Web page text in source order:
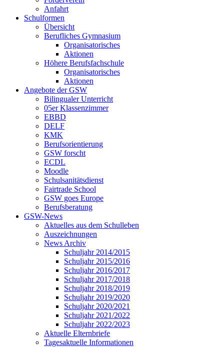
Anfahrt
Schulformen
Übersicht
Berufliches Gymnasium
Organisatorisches
Aktionen
Höhere Berufsfachschule
Organisatorisches
Aktionen
Angebote der GSW
Bilingualer Unterricht
05er Klassenzimmer
EBBD
DELF
KMK
Berufsorientierung
GSW forscht
ECDL
Moodle
Schulsanitätsdienst
Fairtrade School
GSW goes Europe
Berufsberatung
GSW-News
Aktuelles aus dem Schulleben
Auszeichnungen
News Archiv
Schuljahr 2014/2015
Schuljahr 2015/2016
Schuljahr 2016/2017
Schuljahr 2017/2018
Schuljahr 2018/2019
Schuljahr 2019/2020
Schuljahr 2020/2021
Schuljahr 2021/2022
Schuljahr 2022/2023
Aktuelle Elternbriefe
Tagesaktuelle Informationen